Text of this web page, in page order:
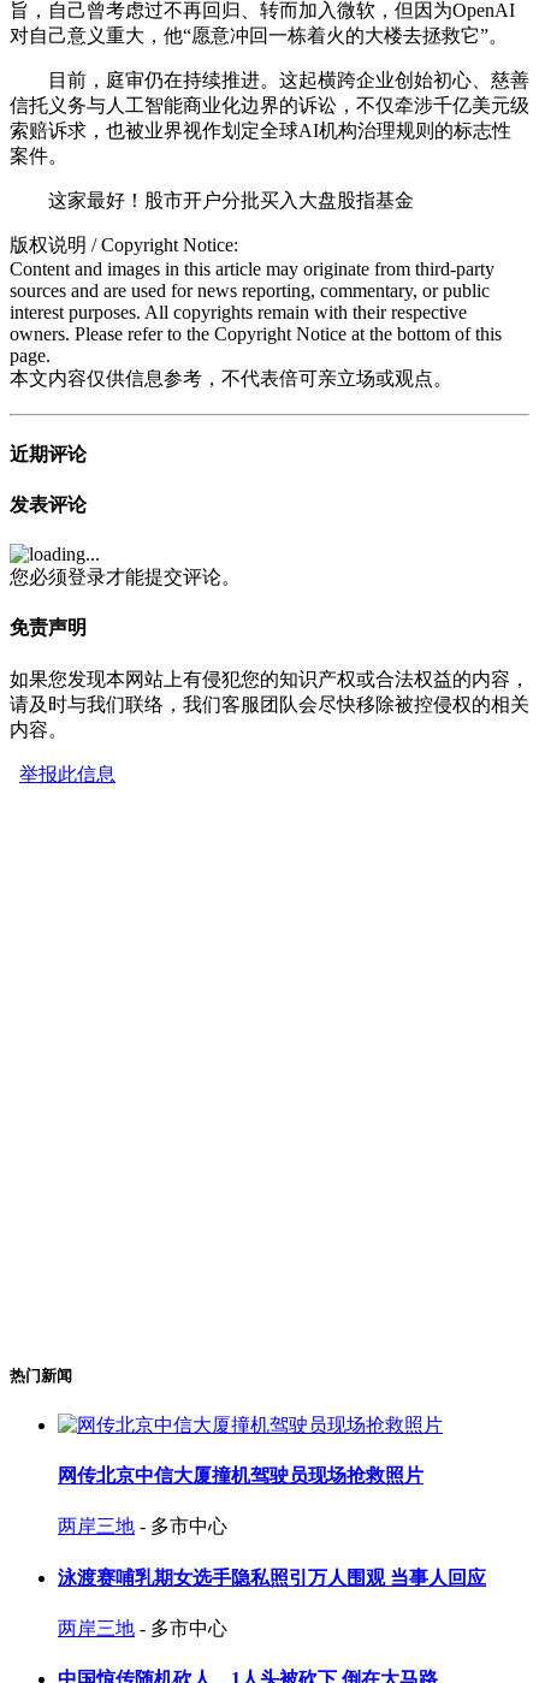
旨，自己曾考虑过不再回归、转而加入微软，但因为OpenAI
对自己意义重大，他“愿意冲回一栋着火的大楼去拯救它”。
目前，庭审仍在持续推进。这起横跨企业创始初心、慈善
信托义务与人工智能商业化边界的诉讼，不仅牵涉千亿美元级
索赔诉求，也被业界视作划定全球AI机构治理规则的标志性
案件。
这家最好！股市开户分批买入大盘股指基金
版权说明 / Copyright Notice:
Content and images in this article may originate from third-party
sources and are used for news reporting, commentary, or public
interest purposes. All copyrights remain with their respective
owners. Please refer to the Copyright Notice at the bottom of this
page.
本文内容仅供信息参考，不代表倍可亲立场或观点。
近期评论
发表评论
您必须登录才能提交评论。
免责声明
如果您发现本网站上有侵犯您的知识产权或合法权益的内容，
请及时与我们联络，我们客服团队会尽快移除被控侵权的相关
内容。
举报此信息
热门新闻
网传北京中信大厦撞机驾驶员现场抢救照片
两岸三地 - 多市中心
泳渡赛哺乳期女选手隐私照引万人围观 当事人回应
两岸三地 - 多市中心